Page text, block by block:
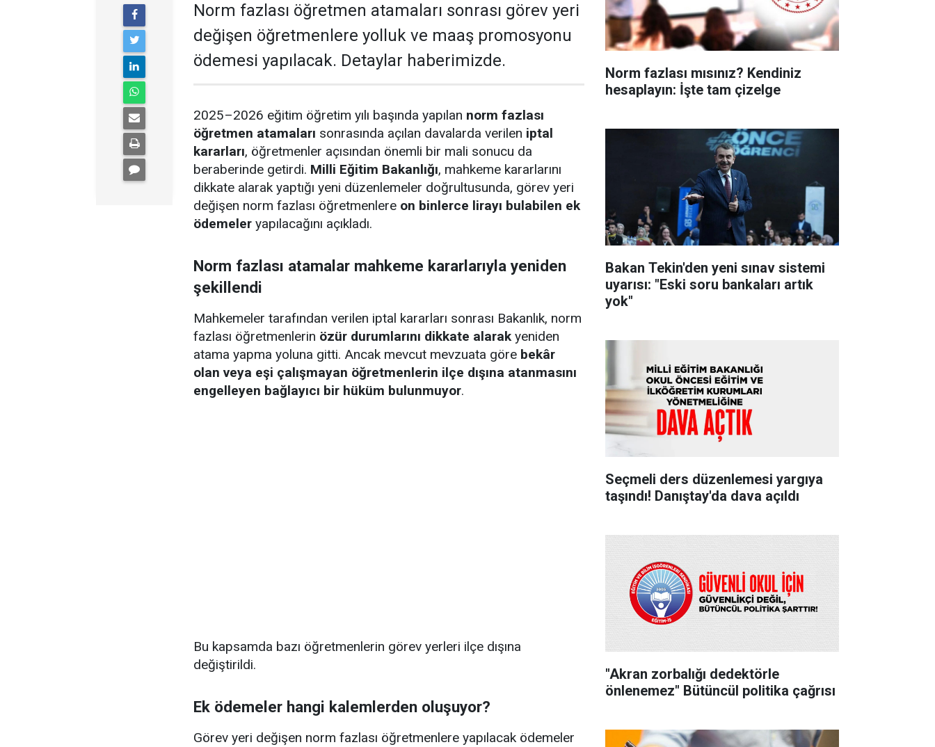
Norm fazlası öğretmen atamaları sonrası görev yeri
değişen öğretmenlere yolluk ve maaş promosyonu
ödemesi yapılacak. Detaylar haberimizde.
2025–2026 eğitim öğretim yılı başında yapılan norm fazlası
öğretmen atamaları sonrasında açılan davalarda verilen iptal
kararları, öğretmenler açısından önemli bir mali sonucu da
beraberinde getirdi. Milli Eğitim Bakanlığı, mahkeme kararlarını
dikkate alarak yaptığı yeni düzenlemeler doğrultusunda, görev yeri
değişen norm fazlası öğretmenlere on binlerce lirayı bulabilen ek
ödemeler yapılacağını açıkladı.
Norm fazlası atamalar mahkeme kararlarıyla yeniden
şekillendi
Mahkemeler tarafından verilen iptal kararları sonrası Bakanlık, norm
fazlası öğretmenlerin özür durumlarını dikkate alarakyeniden
atama yapma yoluna gitti. Ancak mevcut mevzuata göre bekâr
olan veya eşi çalışmayan öğretmenlerin ilçe dışına atanmasını
engelleyen bağlayıcı bir hüküm bulunmuyor.
Bu kapsamda bazı öğretmenlerin görev yerleri ilçe dışına
değiştirildi.
Ek ödemeler hangi kalemlerden oluşuyor?
Görev yeri değişen norm fazlası öğretmenlere yapılacak ödemeler
Norm fazlası mısınız? Kendiniz
hesaplayın: İşte tam çizelge
Bakan Tekin'den yeni sınav sistemi
uyarısı: "Eski soru bankaları artık
yok"
Seçmeli ders düzenlemesi yargıya
taşındı! Danıştay'da dava açıldı
"Akran zorbalığı dedektörle
önlenemez" Bütüncül politika çağrısı